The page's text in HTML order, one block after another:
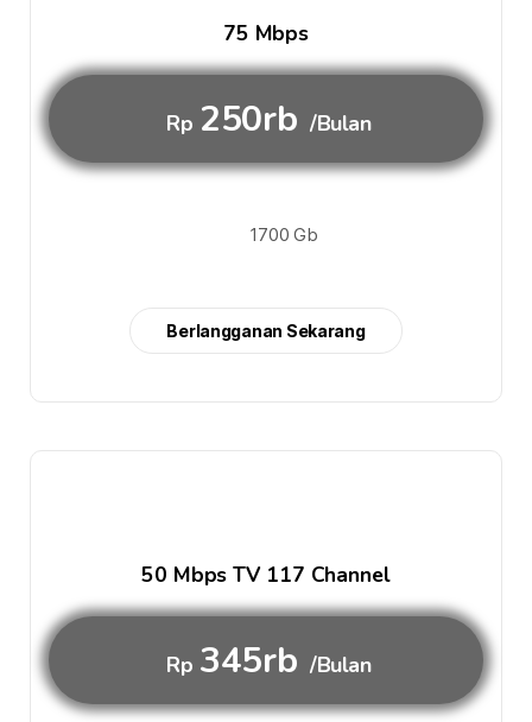
75 Mbps
Rp 250rb /Bulan
1700 Gb
Berlangganan Sekarang
50 Mbps TV 117 Channel
Rp 345rb /Bulan